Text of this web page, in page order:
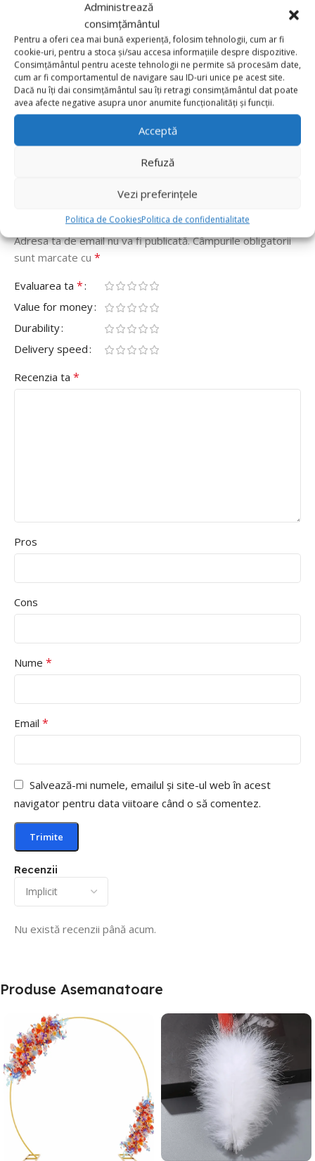
Administrează
consimțământul
Pentru a oferi cea mai bună experiență, folosim tehnologii, cum ar fi
cookie-uri, pentru a stoca și/sau accesa informațiile despre dispozitive.
Consimțământul pentru aceste tehnologii ne permite să procesăm date,
cum ar fi comportamentul de navigare sau ID-uri unice pe acest site.
Dacă nu îți dai consimțământul sau îți retragi consimțământul dat poate
avea afecte negative asupra unor anumite funcționalități și funcții.
Acceptă
Refuză
Vezi preferințele
Politica de CookiesPolitica de confidentialitate
Recenzii de la clienti
0 reviews
0
0
Recenzii
Nu există recenzii până acum.
Fii primul care scrii o recenzie pentru „Balon folie
Adresa ta de email nu va fi publicată. Câmpurile obligatorii
sunt marcate cu *
Evaluarea ta *
Value for money
Durability
Delivery speed
Recenzia ta *
Pros
Cons
Nume *
Email *
Salvează-mi numele, emailul și site-ul web în acest
navigator pentru data viitoare când o să comentez.
Produse Asemanatoare